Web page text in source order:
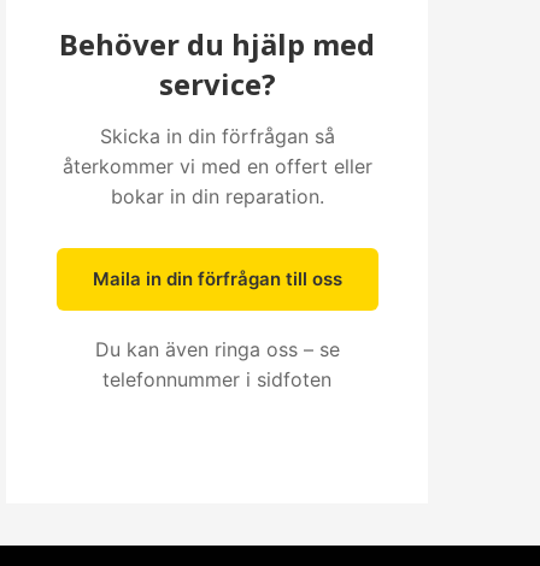
Behöver du hjälp med
service?
Skicka in din förfrågan så
återkommer vi med en offert eller
bokar in din reparation.
Maila in din förfrågan till oss
Du kan även ringa oss – se
telefonnummer i sidfoten